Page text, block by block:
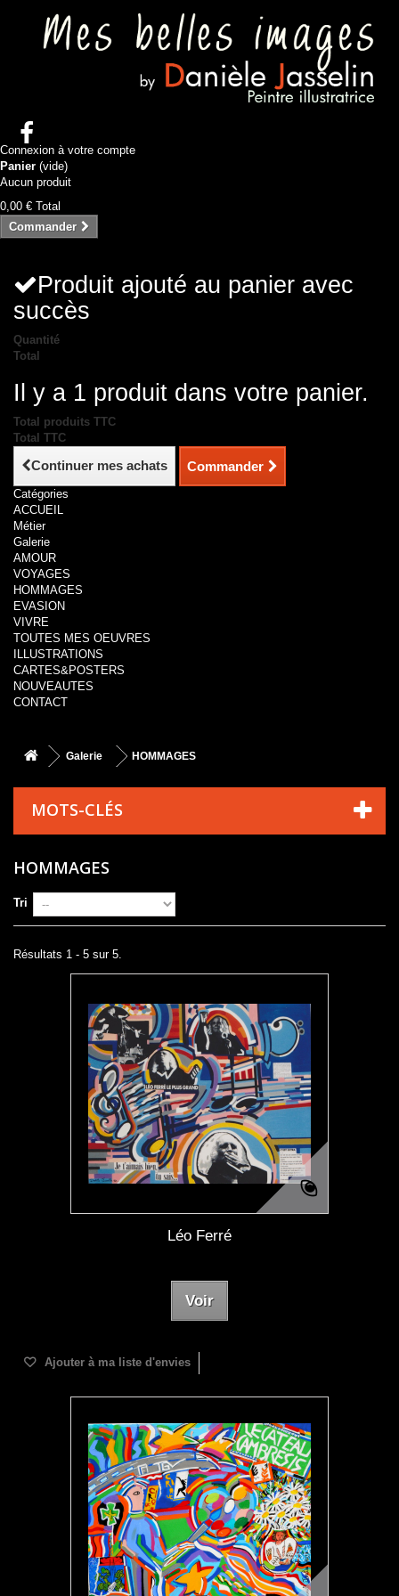
Connexion à votre compte
Panier (vide)
Aucun produit
0,00 € Total
Commander
Produit ajouté au panier avec
succès
Quantité
Total
Il y a 1 produit dans votre panier.
Total produits TTC
Total TTC
Continuer mes achats Commander
Catégories
ACCUEIL
Métier
Galerie
AMOUR
VOYAGES
HOMMAGES
EVASION
VIVRE
TOUTES MES OEUVRES
ILLUSTRATIONS
CARTES&POSTERS
NOUVEAUTES
CONTACT
Galerie HOMMAGES
MOTS-CLÉS
HOMMAGES
Tri
Résultats 1 - 5 sur 5.
Léo Ferré
Voir
Ajouter à ma liste d'envies